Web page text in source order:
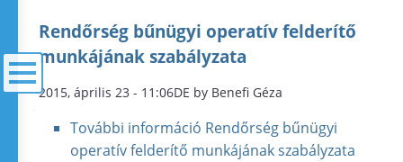
Rendőrség bűnügyi operatív felderítő
munkájának szabályzata
2015, április 23 - 11:06DE by Benefi Géza
További információ Rendőrség bűnügyi
operatív felderítő munkájának szabályzata